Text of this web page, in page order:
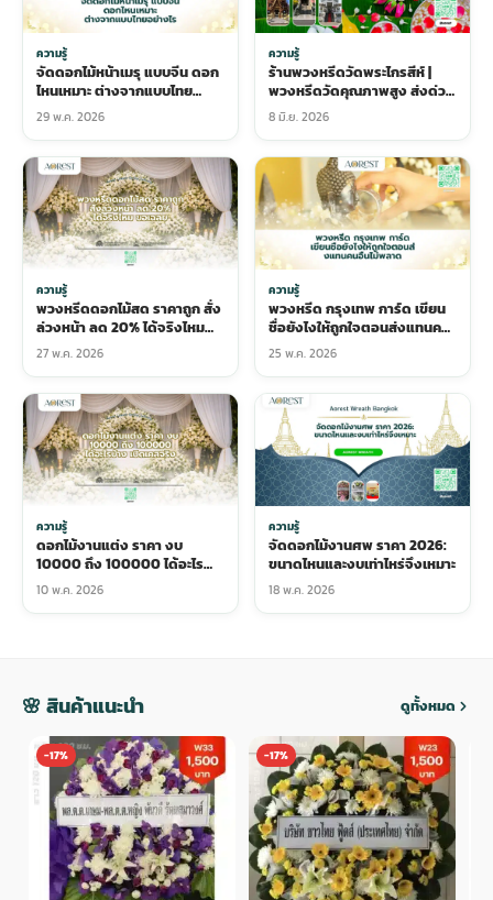
ความรู้
จัดดอกไม้หน้าเมรุ แบบจีน ดอก
ไหนเหมาะ ต่างจากแบบไทย
อย่างไร
29 พ.ค. 2026
ความรู้
ร้านพวงหรีดวัดพระไกรสีห์ |
พวงหรีดวัดคุณภาพสูง ส่งด่วน
ทั่วกรุงเทพมหานคร (กทม)
8 มิ.ย. 2026
ความรู้
พวงหรีดดอกไม้สด ราคาถูก สั่ง
ล่วงหน้า ลด 20% ได้จริงไหม
ขอเฉลย
27 พ.ค. 2026
ความรู้
พวงหรีด กรุงเทพ การ์ด เขียน
ชื่อยังไงให้ถูกใจตอนส่งแทนคน
อื่นไม่พลาด
25 พ.ค. 2026
ความรู้
ดอกไม้งานแต่ง ราคา งบ
10000 ถึง 100000 ได้อะไร
บ้าง เปิดเคสจริง
10 พ.ค. 2026
ความรู้
จัดดอกไม้งานศพ ราคา 2026:
ขนาดไหนและงบเท่าไหร่จึงเหมาะ
18 พ.ค. 2026
🌸 สินค้าแนะนำ ดูทั้งหมด
-17% -17%